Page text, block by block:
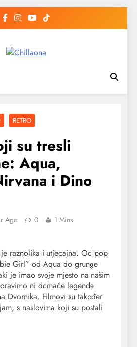
RETRO
su tresli
Aqua,
i Dino
Ago 0 1 Mins
raznolika i utjecajna. Od pop
Girl” od Aqua do grunge
je imao svoje mjesto na našim
ni domaće legende
Dvornika. Filmovi su također
s naslovima koji su postali